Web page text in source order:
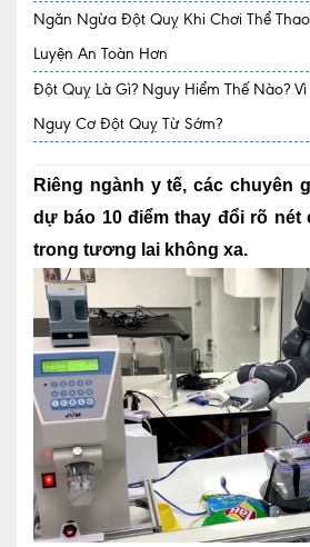
TRANG CHỦ Hồ sơ năng
TIN TỨC
Tin Ưu đãi
Tin sự kiện
Báo chí nói về chúng
Tin tức BHYT
DỊCH VỤ
Các chuyên khoa tại Phòng khám
Nội
Ngăn Ngừa Đột Quỵ Khi Chơi Thể
Luyện An Toàn Hơn
Đột Quỵ Là Gì? Nguy Hiểm Thế Nào?
Nguy Cơ Đột Quỵ Từ Sớm?
Riêng ngành y tế, các chuyên
dự báo 10 điểm thay đổi rõ nét
trong tương lai không xa.